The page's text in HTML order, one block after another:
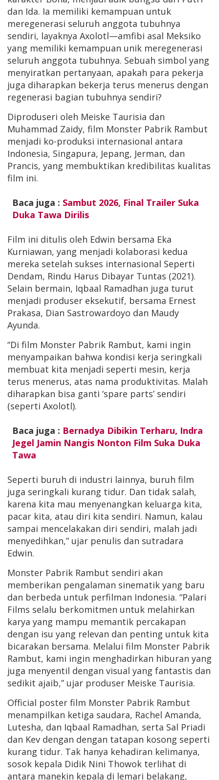
dan Ida. Ia memiliki kemampuan untuk
meregenerasi seluruh anggota tubuhnya
sendiri, layaknya Axolotl—amfibi asal Meksiko
yang memiliki kemampuan unik meregenerasi
seluruh anggota tubuhnya. Sebuah simbol yang
menyiratkan pertanyaan, apakah para pekerja
juga diharapkan bekerja terus menerus dengan
regenerasi bagian tubuhnya sendiri?
Diproduseri oleh Meiske Taurisia dan
Muhammad Zaidy, film Monster Pabrik Rambut
menjadi ko-produksi internasional antara
Indonesia, Singapura, Jepang, Jerman, dan
Prancis, yang membuktikan kredibilitas kualitas
film ini.
Baca juga : Sambut 2026, Final Trailer Suka
Duka Tawa Dirilis
Film ini ditulis oleh Edwin bersama Eka
Kurniawan, yang menjadi kolaborasi kedua
mereka setelah sukses internasional Seperti
Dendam, Rindu Harus Dibayar Tuntas (2021).
Selain bermain, Iqbaal Ramadhan juga turut
menjadi produser eksekutif, bersama Ernest
Prakasa, Dian Sastrowardoyo dan Maudy
Ayunda.
“Di film Monster Pabrik Rambut, kami ingin
menyampaikan bahwa kondisi kerja seringkali
membuat kita menjadi seperti mesin, kerja
terus menerus, atas nama produktivitas. Malah
diharapkan bisa ganti ‘spare parts’ sendiri
(seperti Axolotl).
Baca juga : Bernadya Dibikin Terharu, Indra
Jegel Jamin Nangis Nonton Film Suka Duka
Tawa
Seperti buruh di industri lainnya, buruh film
juga seringkali kurang tidur. Dan tidak salah,
karena kita mau menyenangkan keluarga kita,
pacar kita, atau diri kita sendiri. Namun, kalau
sampai mencelakakan diri sendiri, malah jadi
menyedihkan,” ujar penulis dan sutradara
Edwin.
Monster Pabrik Rambut sendiri akan
memberikan pengalaman sinematik yang baru
dan berbeda untuk perfilman Indonesia. “Palari
Films selalu berkomitmen untuk melahirkan
karya yang mampu memantik percakapan
dengan isu yang relevan dan penting untuk kita
bicarakan bersama. Melalui film Monster Pabrik
Rambut, kami ingin menghadirkan hiburan yang
juga menyentil dengan visual yang fantastis dan
sedikit ajaib,” ujar produser Meiske Taurisia.
Official poster film Monster Pabrik Rambut
menampilkan ketiga saudara, Rachel Amanda,
Lutesha, dan Iqbaal Ramadhan, serta Sal Priadi
dan Kev dengan dengan tatapan kosong seperti
kurang tidur. Tak hanya kehadiran kelimanya,
sosok kepala Didik Nini Thowok terlihat di
antara manekin kepala di lemari belakang,